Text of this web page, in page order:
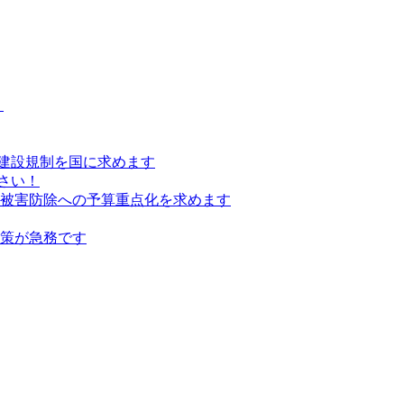
設規制を国に求めます
い！
害防除への予算重点化を求めます
が急務です